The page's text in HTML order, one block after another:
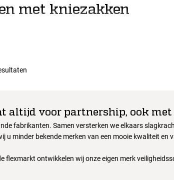
met kniezakken
altijd voor partnership, ook met
fabrikanten. Samen versterken we elkaars
u minder bekende merken van een mooie kwaliteit en
flexmarkt ontwikkelen wij onze eigen merk